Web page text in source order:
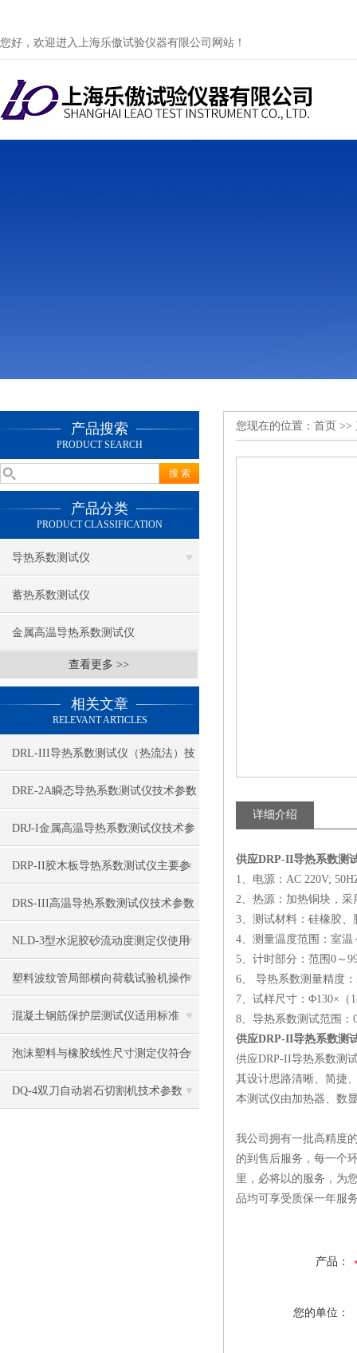
您好，欢迎进入上海乐傲试验仪器有限公司网站！
产品搜索
PRODUCT SEARCH
产品分类
PRODUCT CLASSIFICATION
导热系数测试仪
蓄热系数测试仪
金属高温导热系数测试仪
查看更多 >>
相关文章
RELEVANT ARTICLES
DRL-III导热系数测试仪（热流法）技
术参数
DRE-2A瞬态导热系数测试仪技术参数
DRJ-I金属高温导热系数测试仪技术参
数
DRP-II胶木板导热系数测试仪主要参
数
DRS-III高温导热系数测试仪技术参数
NLD-3型水泥胶砂流动度测定仪使用
方法及维护
塑料波纹管局部横向荷载试验机操作
使用方法
混凝土钢筋保护层测试仪适用标准
泡沫塑料与橡胶线性尺寸测定仪符合
标准
DQ-4双刀自动岩石切割机技术参数
您现在的位置： 首页 >>
详细介绍
供应DRP-II导热系数测
1、电源：AC 220V;
2、热源：加热铜块，采
3、测试材料：硅橡胶
4、测量温度范围：室
5、计时部分：范围0～
6、 导热系数测量精度
7、试样尺寸：Φ130×（
8、导热系数测试范围：
供应DRP-II导热系数测
供应DRP-II导热系数测
其设计思路清晰、简捷
本测试仪由加热器、数
我公司拥有一批高精度
的到售后服务，每一个
里，必将以的服务，为
品均可享受质保一年服
产品：
您的单位：